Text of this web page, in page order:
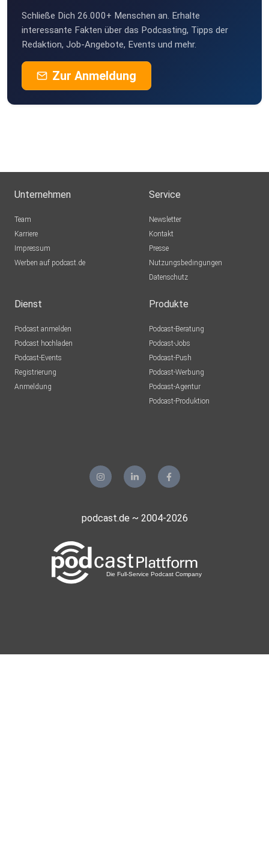
Schließe Dich 26.000+ Menschen an. Erhalte
interessante Fakten über das Podcasting, Tipps der
Redaktion, Job-Angebote, Events und mehr.
Zur Anmeldung
Unternehmen
Team
Karriere
Impressum
Werben auf podcast.de
Service
Newsletter
Kontakt
Presse
Nutzungsbedingungen
Datenschutz
Dienst
Podcast anmelden
Podcast hochladen
Podcast-Events
Registrierung
Anmeldung
Produkte
Podcast-Beratung
Podcast-Jobs
Podcast-Push
Podcast-Werbung
Podcast-Agentur
Podcast-Produktion
podcast.de ~ 2004-2026